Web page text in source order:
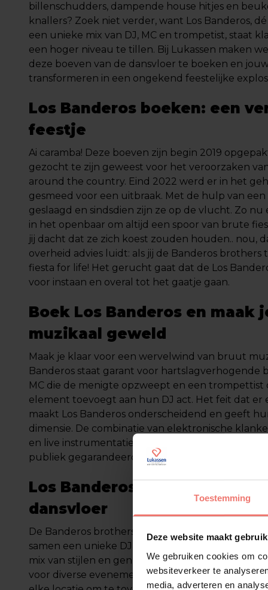
Toestemming
Deze website maakt
We gebruiken cookies om
websiteverkeer te
media, adverteren en
billenschudders, dampende house hitjes en
knallers? Zoek niet verder, want Los Banderos,
een unieke mix van DJ, MC en trompetist, staat
een hoger niveau te tillen. Bij Lukassen maken
deze boeven van de dansvloer te boeken en
transformeren in een ongekend feestelijke
Los Banderos boeken: een
feestje
Ai caramba! Deze boeven zijn begin 2019
gezocht te zijn geweest voor het veroorzaken
around the country. Eind 2022 werd er in het
gesmeed voor een uitbraak. Met de hulp van
geslaagd en sindsdien zijn ze op de vlucht. Zo
in het openbaar om altijd een spoor van brute
jij dacht dat ze zich koest zouden houden.. nou,
overheid advies luidt: als jij de Banderos
fiesta for life! Het gerucht gaat dat de Los
voor instaan en overal tot het gaatje gaan.
Boek Los Banderos en maak
muzikaal geweld
Maak je klaar voor een wervelwind van bruut
Banderos staat garant voor hartslagverhogende
MC die de menigte opzweept en een trompettist
element toevoegt aan hun DJ act. Het feit dat er
maakt Los Banderos onderscheidend en geeft
dimensie. De combinatie van elektronische
en live instrumentatie zorgt voor een dynamische
publiek gegarandeerd op de dansvloer houdt.
Los Banderos biografie:
dansvloer
De Banderos brothers, zoals ze liefkozend
samen een unieke DJ act die de grenzen van het
mix van stijlen en genres maakt hun optredens
voor diverse evenementen. Met hun